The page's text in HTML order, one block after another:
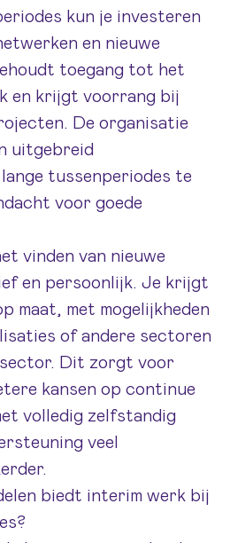
kun je investeren
en nieuwe
toegang tot het
en krijgt voorrang bij
De organisatie
uitgebreid
tussenperiodes te
voor goede
vinden van nieuwe
en persoonlijk. Je krijgt
maat, met mogelijkheden
of andere sectoren
sector. Dit zorgt voor
kansen op continue
volledig zelfstandig
veel
biedt interim werk bij